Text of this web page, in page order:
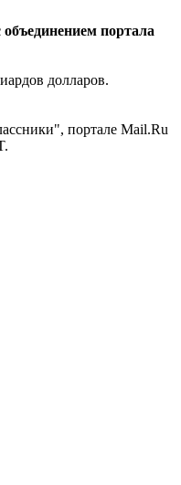
портала
долларов.
портале Mail.Ru